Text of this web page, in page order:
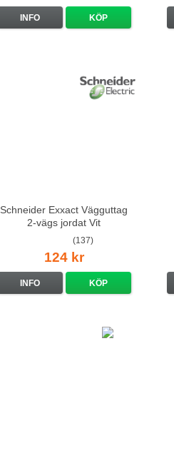
INFO KÖP
Schneider Exxact Vägguttag
2-vägs jordat Vit
standarduttag
(137)
124 kr
INFO KÖP